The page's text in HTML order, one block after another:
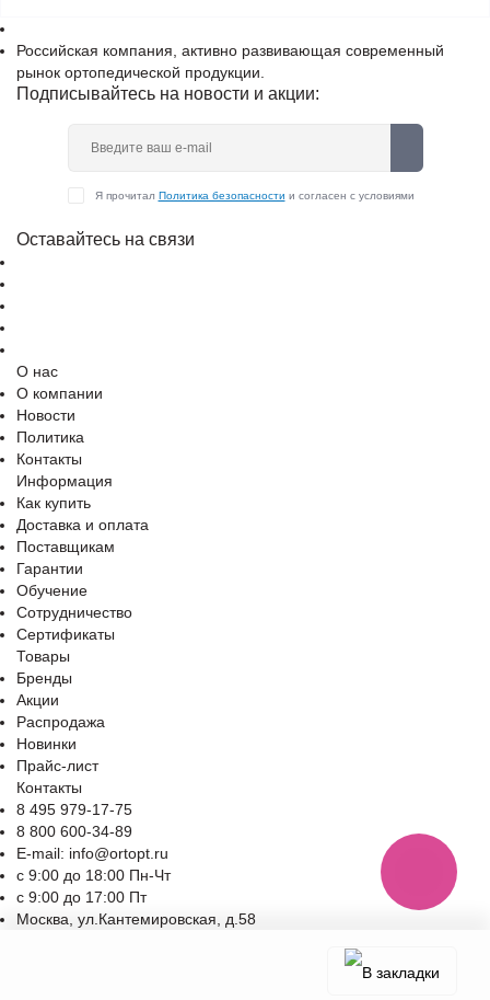
Российская компания, активно развивающая современный
рынок ортопедической продукции.
Подписывайтесь на новости и акции:
Я прочитал Политика безопасности и согласен с условиями
Оставайтесь на связи
О нас
О компании
Новости
Политика
Контакты
Информация
Как купить
Доставка и оплата
Поставщикам
Гарантии
Обучение
Сотрудничество
Сертификаты
Товары
Бренды
Акции
Распродажа
Новинки
Прайс-лист
Контакты
8 495 979-17-75
8 800 600-34-89
E-mail: info@ortopt.ru
c 9:00 до 18:00 Пн-Чт
c 9:00 до 17:00 Пт
Москва, ул.Кантемировская, д.58